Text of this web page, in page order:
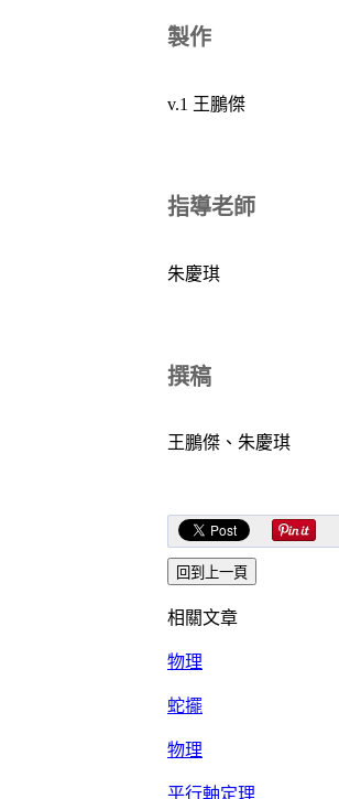
製作
v.1 王鵬傑
指導老師
朱慶琪
撰稿
王鵬傑、朱慶琪
相關文章
物理
蛇擺
物理
平行軸定理